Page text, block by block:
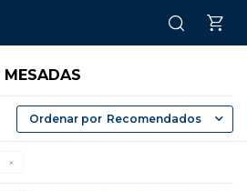
MESADAS
Recomendados